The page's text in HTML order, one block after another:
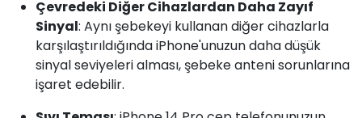
Çevredeki Diğer Cihazlardan Daha Zayıf
Sinyal: Aynı şebekeyi kullanan diğer cihazlarla
karşılaştırıldığında iPhone'unuzun daha düşük
sinyal seviyeleri alması, şebeke anteni sorunlarına
işaret edebilir.